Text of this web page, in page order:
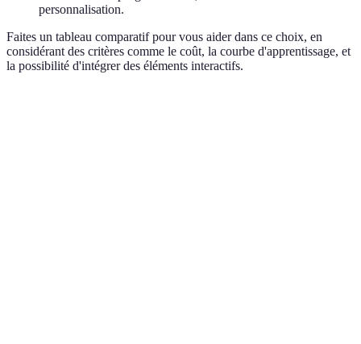
personnalisation.
Faites un tableau comparatif pour vous aider dans ce choix, en
considérant des critères comme le coût, la courbe d'apprentissage, et
la possibilité d'intégrer des éléments interactifs.